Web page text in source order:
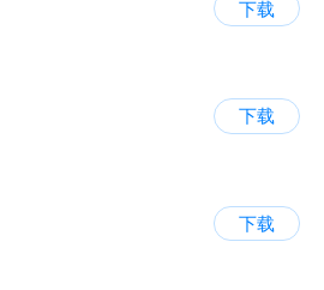
下载
下载
下载